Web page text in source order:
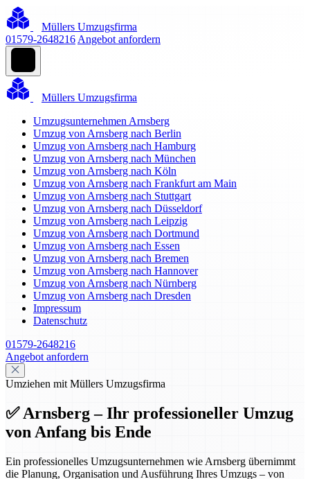
Müllers Umzugsfirma
01579-2648216 Angebot anfordern
Müllers Umzugsfirma
Umzugsunternehmen Arnsberg
Umzug von Arnsberg nach Berlin
Umzug von Arnsberg nach Hamburg
Umzug von Arnsberg nach München
Umzug von Arnsberg nach Köln
Umzug von Arnsberg nach Frankfurt am Main
Umzug von Arnsberg nach Stuttgart
Umzug von Arnsberg nach Düsseldorf
Umzug von Arnsberg nach Leipzig
Umzug von Arnsberg nach Dortmund
Umzug von Arnsberg nach Essen
Umzug von Arnsberg nach Bremen
Umzug von Arnsberg nach Hannover
Umzug von Arnsberg nach Nürnberg
Umzug von Arnsberg nach Dresden
Impressum
Datenschutz
01579-2648216
Angebot anfordern
Umziehen mit Müllers Umzugsfirma
✅ Arnsberg – Ihr professioneller Umzug
von Anfang bis Ende
Ein professionelles Umzugsunternehmen wie Arnsberg übernimmt
die Planung, Organisation und Ausführung Ihres Umzugs – von